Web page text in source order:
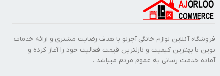
فروشگاه آنلاین لوازم خانگی آجرلو با هدف رضایت مشتری و ارائه خدمات
نوین با بهترین کیفیت و نازلترین قیمت فعالیت خود را آغاز کرده و
آماده خدمت رسانی به عموم مردم میباشد .